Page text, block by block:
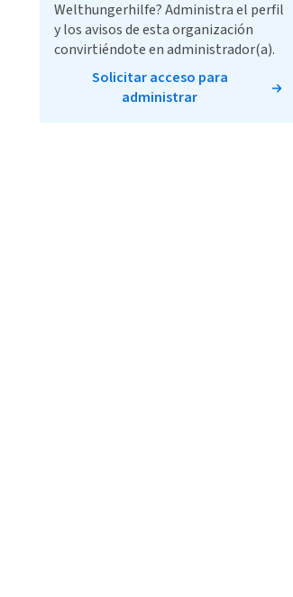
Welthungerhilfe? Administra el perfil
y los avisos de esta organización
convirtiéndote en administrador(a).
Solicitar acceso para
administrar